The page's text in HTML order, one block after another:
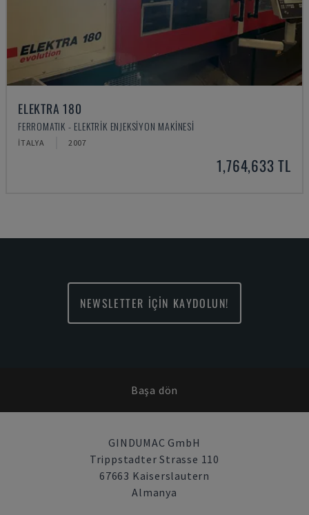
ELEKTRA 180
FERROMATIK - ELEKTRIK ENJEKSIYON MAKINESI
İTALYA 2007
1,764,633 TL
NEWSLETTER İÇİN KAYDOLUN!
Başa dön
GINDUMAC GmbH
Trippstadter Strasse 110
67663 Kaiserslautern
Almanya